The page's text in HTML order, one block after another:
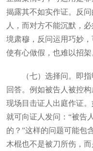
揭露其不如实作证。反
人，而对方不能沉默，
境肃穆，反问运用巧妙
使有心做假，也难以招架
（七）选择问。即指
回答。例如被告人被控
现场目击证人出庭作证
就可向证人发问：“被告
的？”这样的问题可能包
木棍也不是被刀所伤，